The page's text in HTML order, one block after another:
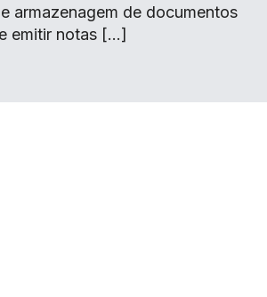
armazenagem de documentos
emitir notas […]